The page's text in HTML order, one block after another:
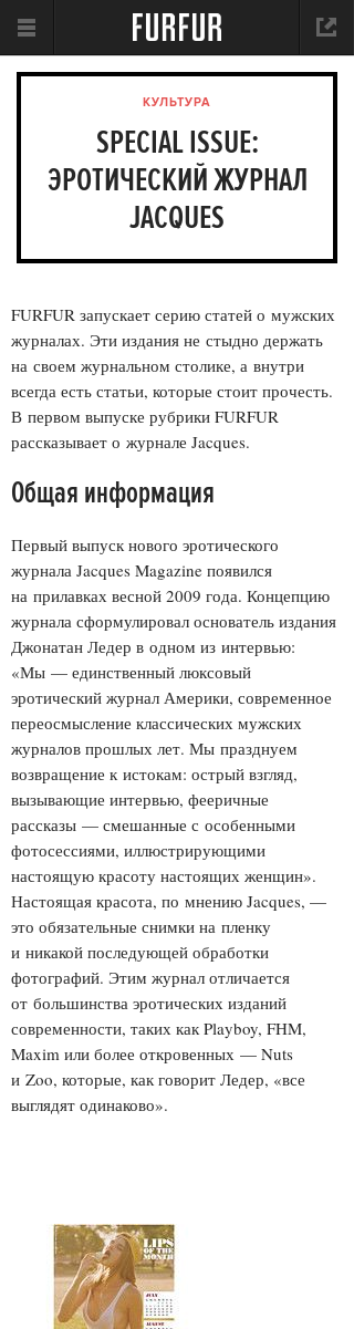
КУЛЬТУРА
SPECIAL ISSUE:
ЭРОТИЧЕСКИЙ ЖУРНАЛ
JACQUES
FURFUR запускает серию статей о мужских
журналах. Эти издания не стыдно держать
на своем журнальном столике, а внутри
всегда есть статьи, которые стоит прочесть.
В первом выпуске рубрики FURFUR
рассказывает о журнале Jacques.
Общая информация
Первый выпуск нового эротического
журнала Jacques Magazine появился
на прилавках весной 2009 года. Концепцию
журнала сформулировал основатель издания
Джонатан Ледер в одном из интервью:
«Мы — единственный люксовый
эротический журнал Америки, современное
переосмысление классических мужских
журналов прошлых лет. Мы празднуем
возвращение к истокам: острый взгляд,
вызывающие интервью, фееричные
рассказы — смешанные с особенными
фотосессиями, иллюстрирующими
настоящую красоту настоящих женщин».
Настоящая красота, по мнению Jacques, —
это обязательные снимки на пленку
и никакой последующей обработки
фотографий. Этим журнал отличается
от большинства эротических изданий
современности, таких как Playboy, FHM,
Maxim или более откровенных — Nuts
и Zoo, которые, как говорит Ледер, «все
выглядят одинаково».